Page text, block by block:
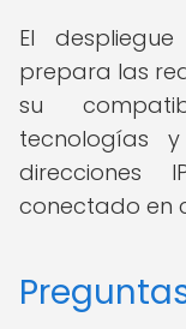
El
prepara las
su
tecnologías
conectado en